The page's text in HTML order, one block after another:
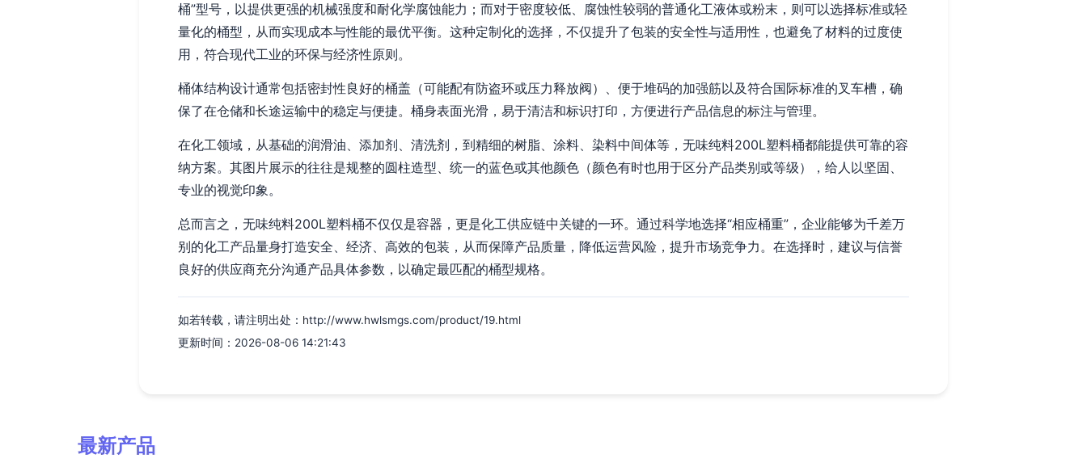
桶”型号，以提供更强的机械强度和耐化学腐蚀能力；而对于密度较低、腐蚀性较弱的普通化工液体或粉末，则可以选择标准或轻
量化的桶型，从而实现成本与性能的最优平衡。这种定制化的选择，不仅提升了包装的安全性与适用性，也避免了材料的过度使
用，符合现代工业的环保与经济性原则。
桶体结构设计通常包括密封性良好的桶盖（可能配有防盗环或压力释放阀）、便于堆码的加强筋以及符合国际标准的叉车槽，确
保了在仓储和长途运输中的稳定与便捷。桶身表面光滑，易于清洁和标识打印，方便进行产品信息的标注与管理。
在化工领域，从基础的润滑油、添加剂、清洗剂，到精细的树脂、涂料、染料中间体等，无味纯料200L塑料桶都能提供可靠的容
纳方案。其图片展示的往往是规整的圆柱造型、统一的蓝色或其他颜色（颜色有时也用于区分产品类别或等级），给人以坚固、
专业的视觉印象。
总而言之，无味纯料200L塑料桶不仅仅是容器，更是化工供应链中关键的一环。通过科学地选择“相应桶重”，企业能够为千差万
别的化工产品量身打造安全、经济、高效的包装，从而保障产品质量，降低运营风险，提升市场竞争力。在选择时，建议与信誉
良好的供应商充分沟通产品具体参数，以确定最匹配的桶型规格。
如若转载，请注明出处：http://www.hwlsmgs.com/product/19.html
更新时间：2026-08-06 14:21:43
最新产品